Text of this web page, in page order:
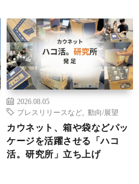
2026.08.05
プレスリリースなど
動向/展望
カウネット、箱や袋などパッ
ケージを活躍させる「ハコ
活。研究所」立ち上げ